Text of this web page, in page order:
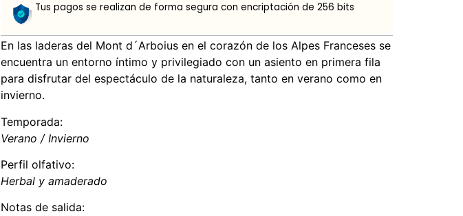
Tus pagos se realizan de forma segura con encriptación de 256 bits
En las laderas del Mont d´Arboius en el corazón de los Alpes Franceses se
encuentra un entorno íntimo y privilegiado con un asiento en primera fila
para disfrutar del espectáculo de la naturaleza, tanto en verano como en
invierno.
Temporada:
Verano / Invierno
Perfil olfativo:
Herbal y amaderado
Notas de salida: